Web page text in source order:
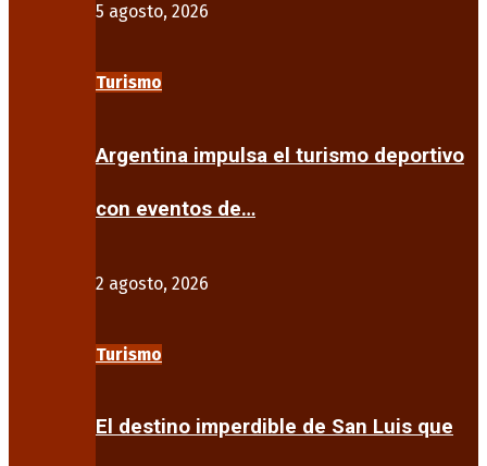
5 agosto, 2026
Turismo
Argentina impulsa el turismo deportivo
con eventos de…
2 agosto, 2026
Turismo
El destino imperdible de San Luis que